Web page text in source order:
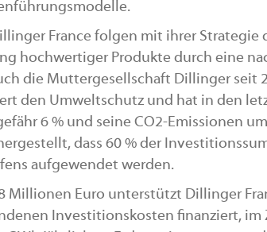
France folgen mit ihrer Strategie
hochwertiger Produkte durch eine
die Muttergesellschaft Dillinger seit
den Umweltschutz und hat in den
6 % und seine CO2-Emissionen
dass 60 % der
aufgewendet werden.
Millionen Euro unterstützt Dillinger
Investitionskosten finanziert, im